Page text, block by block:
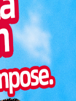
Mijiyawa, sonne
à la méningite,